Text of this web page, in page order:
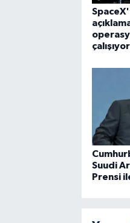
Suudi
Prensi